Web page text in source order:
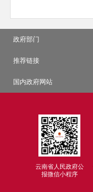
政府部门
推荐链接
国内政府网站
云南省人民政府公
报微信小程序